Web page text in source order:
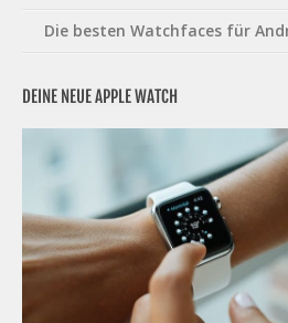
Die besten Watchfaces für
DEINE NEUE APPLE WATCH